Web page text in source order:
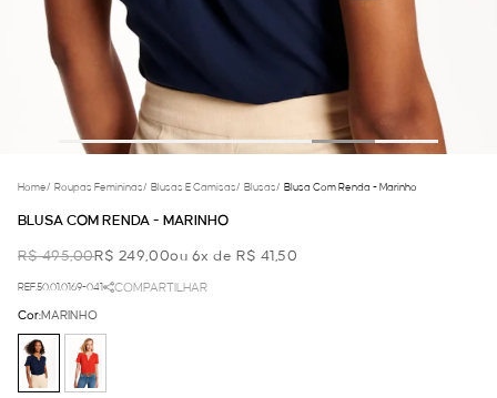
Home/ Roupas Femininas/ Blusas E Camisas/ Blusas/ Blusa Com Renda - Marinho
BLUSA COM RENDA - MARINHO
R$ 495,00R$ 249,00ou 6x de R$ 41,50
REF.50.01.0169-041 COMPARTILHAR
Cor:MARINHO